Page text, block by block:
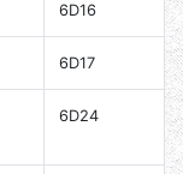
6D16
6D17
6D24